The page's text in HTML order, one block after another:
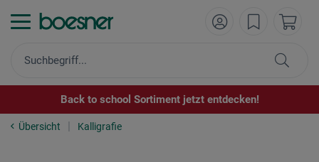
Back to school Sortiment jetzt entdecken!
Übersicht Kalligrafie